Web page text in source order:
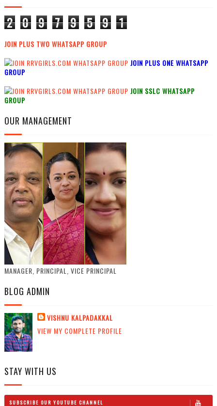
2 0 9 7 9 5 9 1
JOIN PLUS TWO WHATSAPP GROUP
JOIN PLUS ONE WHATSAPP
GROUP
JOIN SSLC WHATSAPP
GROUP
OUR MANAGEMENT
MANAGER, PRINCIPAL, VICE PRINCIPAL
BLOG ADMIN
VISHNU KALPADAKKAL
VIEW MY COMPLETE PROFILE
STAY WITH US
SUBSCRIBE OUR YOUTUBE CHANNEL